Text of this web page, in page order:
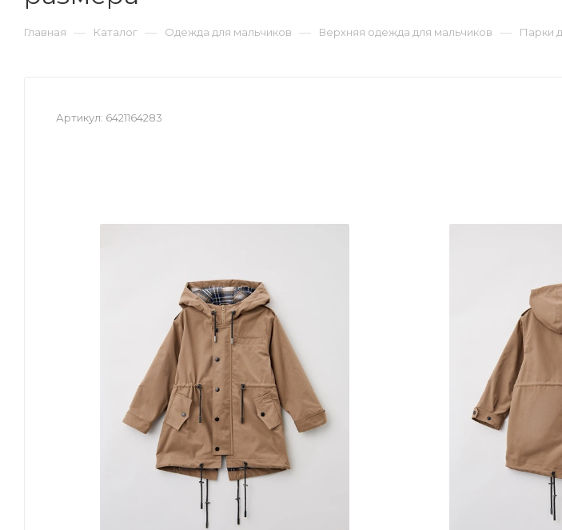
Главная — Каталог — Одежда для мальчиков — Верхняя одежда для мальчиков — Парки
Артикул: 6421164283